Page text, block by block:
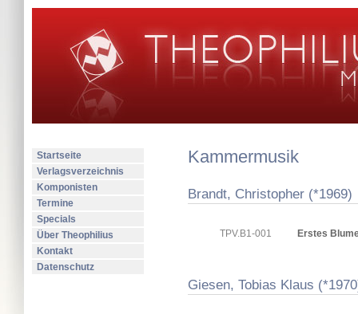
Startseite
Verlagsverzeichnis
Komponisten
Termine
Specials
Über Theophilius
Kontakt
Datenschutz
Kammermusik
Brandt, Christopher (*1969)
TPV.B1-001 Erstes
Giesen, Tobias Klaus